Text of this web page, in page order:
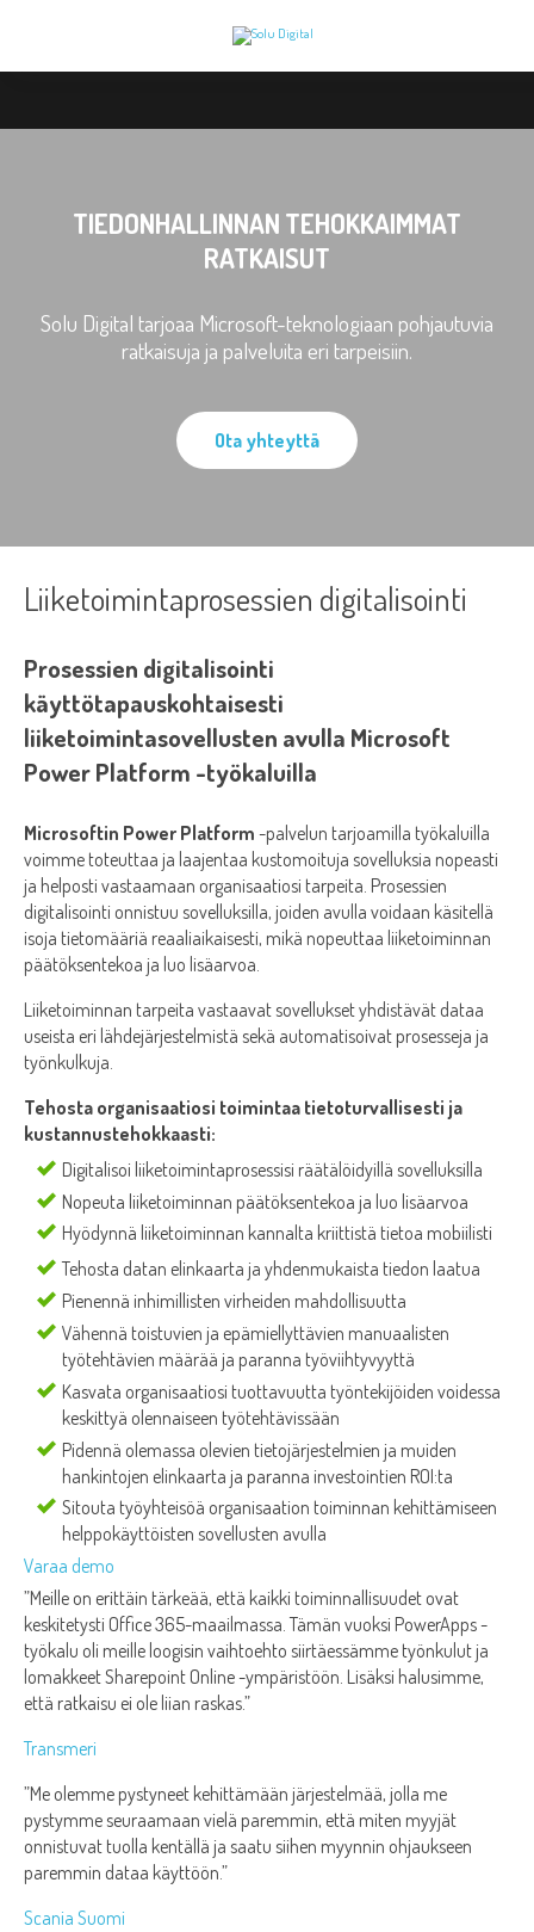
TIEDONHALLINNAN TEHOKKAIMMAT
RATKAISUT
Solu Digital tarjoaa Microsoft-teknologiaan pohjautuvia
ratkaisuja ja palveluita eri tarpeisiin.
Ota yhteyttä
Liiketoimintaprosessien digitalisointi
Prosessien digitalisointi
käyttötapauskohtaisesti
liiketoimintasovellusten avulla Microsoft
Power Platform -työkaluilla
Microsoftin Power Platform -palvelun tarjoamilla työkaluilla
voimme toteuttaa ja laajentaa kustomoituja sovelluksia nopeasti
ja helposti vastaamaan organisaatiosi tarpeita. Prosessien
digitalisointi onnistuu sovelluksilla, joiden avulla voidaan käsitellä
isoja tietomääriä reaaliaikaisesti, mikä nopeuttaa liiketoiminnan
päätöksentekoa ja luo lisäarvoa.
Liiketoiminnan tarpeita vastaavat sovellukset yhdistävät dataa
useista eri lähdejärjestelmistä sekä automatisoivat prosesseja ja
työnkulkuja.
Tehosta organisaatiosi toimintaa tietoturvallisesti ja
kustannustehokkaasti:
Digitalisoi liiketoimintaprosessisi räätälöidyillä sovelluksilla
Nopeuta liiketoiminnan päätöksentekoa ja luo lisäarvoa
Hyödynnä liiketoiminnan kannalta kriittistä tietoa mobiilisti
Tehosta datan elinkaarta ja yhdenmukaista tiedon laatua
Pienennä inhimillisten virheiden mahdollisuutta
Vähennä toistuvien ja epämiellyttävien manuaalisten
työtehtävien määrää ja paranna työviihtyvyyttä
Kasvata organisaatiosi tuottavuutta työntekijöiden voidessa
keskittyä olennaiseen työtehtävissään
Pidennä olemassa olevien tietojärjestelmien ja muiden
hankintojen elinkaarta ja paranna investointien ROI:ta
Sitouta työyhteisöä organisaation toiminnan kehittämiseen
helppokäyttöisten sovellusten avulla
Varaa demo
”Meille on erittäin tärkeää, että kaikki toiminnallisuudet ovat
keskitetysti Office 365-maailmassa. Tämän vuoksi PowerApps -
työkalu oli meille loogisin vaihtoehto siirtäessämme työnkulut ja
lomakkeet Sharepoint Online -ympäristöön. Lisäksi halusimme,
että ratkaisu ei ole liian raskas.”
Transmeri
”Me olemme pystyneet kehittämään järjestelmää, jolla me
pystymme seuraamaan vielä paremmin, että miten myyjät
onnistuvat tuolla kentällä ja saatu siihen myynnin ohjaukseen
paremmin dataa käyttöön.”
Scania Suomi